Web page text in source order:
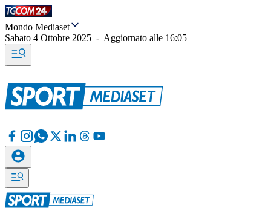
Mondo Mediaset
Sabato 4 Ottobre 2025 - Aggiornato alle 16:05